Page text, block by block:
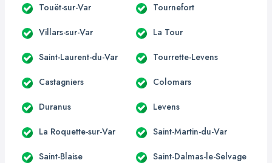
Touët-sur-Var Tournefort
Villars-sur-Var La Tour
Saint-Laurent-du-Var Tourrette-Levens
Castagniers Colomars
Duranus Levens
La Roquette-sur-Var Saint-Martin-du-Var
Saint-Blaise Saint-Dalmas-le-Selvage